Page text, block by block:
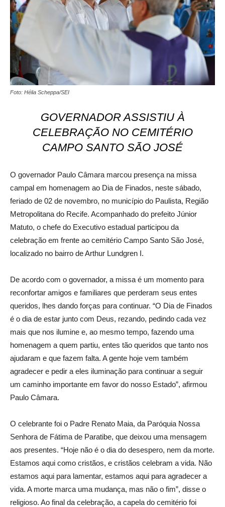
Foto: Hélia Scheppa/SEI
GOVERNADOR ASSISTIU À
CELEBRAÇÃO NO CEMITÉRIO
CAMPO SANTO SÃO JOSÉ
O governador Paulo Câmara marcou presença na missa
campal em homenagem ao Dia de Finados, neste sábado,
feriado de 02 de novembro, no município do Paulista, Região
Metropolitana do Recife. Acompanhado do prefeito Júnior
Matuto, o chefe do Executivo estadual participou da
celebração em frente ao cemitério Campo Santo São José,
localizado no bairro de Arthur Lundgren I.
De acordo com o governador, a missa é um momento para
reconfortar amigos e familiares que perderam seus entes
queridos, lhes dando forças para continuar. “O Dia de Finados
é o dia de estar junto com Deus, rezando, pedindo cada vez
mais que nos ilumine e, ao mesmo tempo, fazendo uma
homenagem a quem partiu, entes tão queridos que tanto nos
ajudaram e que fazem falta. A gente hoje vem também
agradecer e pedir a eles iluminação para continuar a seguir
um caminho importante em favor do nosso Estado”, afirmou
Paulo Câmara.
O celebrante foi o Padre Renato Maia, da Paróquia Nossa
Senhora de Fátima de Paratibe, que deixou uma mensagem
aos presentes. “Hoje não é o dia do desespero, nem da morte.
Estamos aqui como cristãos, e cristãos celebram a vida. Não
estamos aqui para lamentar, estamos aqui para agradecer a
vida. A morte marca uma mudança, mas não o fim”, disse o
religioso. Ao final da celebração, a capela do cemitério foi